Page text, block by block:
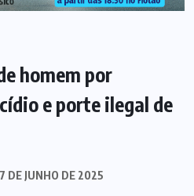
homem por
e porte ilegal de
7 DE JUNHO DE 2025